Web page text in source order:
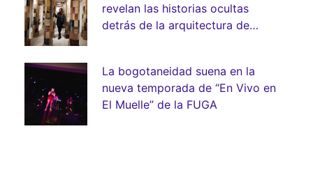
revelan las historias ocultas
detrás de la arquitectura de
La bogotaneidad suena en la
nueva temporada de “En Vivo en
El Muelle” de la FUGA